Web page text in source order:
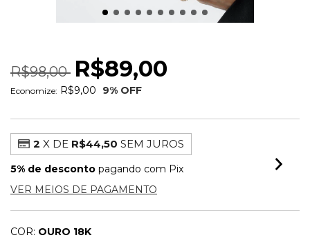
R$98,00 R$89,00
Economize: R$9,00 9% OFF
2 X DE R$44,50 SEM JUROS
5% de desconto pagando com Pix
VER MEIOS DE PAGAMENTO
COR: OURO 18K